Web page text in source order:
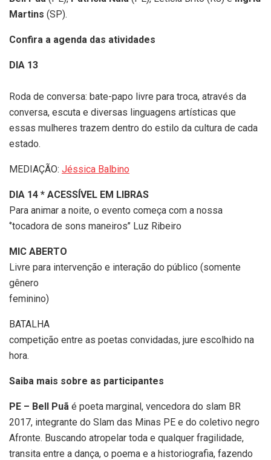
Martins (SP).
Confira a agenda das atividades
DIA 13
Roda de conversa: bate-papo livre para troca, através da
conversa, escuta e diversas linguagens artísticas que
essas mulheres trazem dentro do estilo da cultura de cada
estado.
MEDIAÇÃO: Jéssica Balbino
DIA 14 * ACESSÍVEL EM LIBRAS
Para animar a noite, o evento começa com a nossa
‘’tocadora de sons maneiros’’ Luz Ribeiro
MIC ABERTO
Livre para intervenção e interação do público (somente
gênero
feminino)
BATALHA
competição entre as poetas convidadas, jure escolhido na
hora.
Saiba mais sobre as participantes
PE – Bell Puã é poeta marginal, vencedora do slam BR
2017, integrante do Slam das Minas PE e do coletivo negro
Afronte. Buscando atropelar toda e qualquer fragilidade,
transita entre a dança, o poema e a historiografia, fazendo